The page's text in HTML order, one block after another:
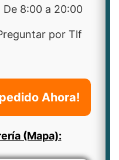
8:00 a 20:00
por Tlf
Ahora!
(Mapa):